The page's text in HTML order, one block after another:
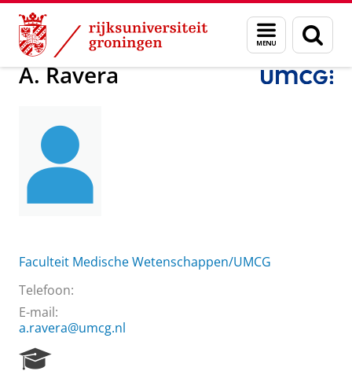
Skip
Content
Skip
Navigation
Menu
en
zoeken
Over ons A. Ravera
A. Ravera
Faculteit Medische Wetenschappen/UMCG
Telefoon:
E-mail:
a.ravera@umcg.nl